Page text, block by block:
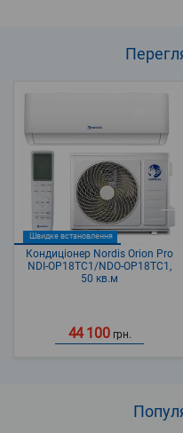
Швидке встановлення
Кондиціонер Nordis Orion Pro
NDI-OP18TC1/NDO-OP18TC1,
50 кв.м
44 100 грн.